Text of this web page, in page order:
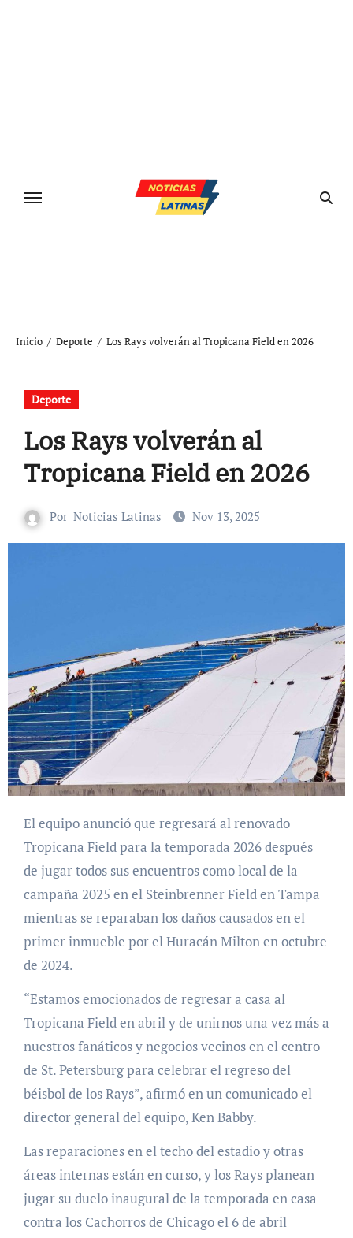
Inicio Deporte Los Rays volverán al Tropicana Field en 2026
Deporte
Los Rays volverán al
Tropicana Field en 2026
Por Noticias Latinas Nov 13, 2025
El equipo anunció que regresará al renovado
Tropicana Field para la temporada 2026 después
de jugar todos sus encuentros como local de la
campaña 2025 en el Steinbrenner Field en Tampa
mientras se reparaban los daños causados en el
primer inmueble por el Huracán Milton en octubre
de 2024.
“Estamos emocionados de regresar a casa al
Tropicana Field en abril y de unirnos una vez más a
nuestros fanáticos y negocios vecinos en el centro
de St. Petersburg para celebrar el regreso del
béisbol de los Rays”, afirmó en un comunicado el
director general del equipo, Ken Babby.
Las reparaciones en el techo del estadio y otras
áreas internas están en curso, y los Rays planean
jugar su duelo inaugural de la temporada en casa
contra los Cachorros de Chicago el 6 de abril